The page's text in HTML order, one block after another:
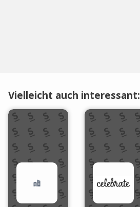
Vielleicht auch interessant: